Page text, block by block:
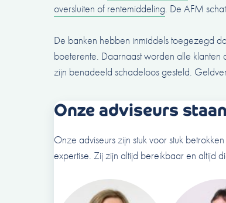
oversluiten of rentemiddeling. De AFM
De banken hebben inmiddels toegezegd
boeterente. Daarnaast worden alle
zijn benadeeld schadeloos gesteld.
Onze adviseurs
Onze adviseurs zijn stuk voor stuk
expertise. Zij zijn altijd bereikbaar en altijd